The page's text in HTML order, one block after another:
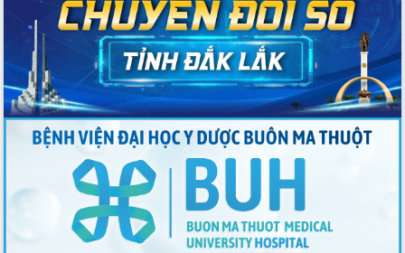
Sôi nổi Hội đua ngựa truyền thống Gò
Thì Thùng mừng Xuân Bính Ngọ 2026
Lãnh đạo tỉnh dâng hương tưởng niệm
tại Đập Đồng Cam đầu Xuân Bính Ngọ
Ngành nông nghiệp phấn đấu tăng
trưởng đạt 5,86% trong năm 2026
UBND tỉnh Đắk Lắk triển khai công tác
quốc phòng, quân sự địa phương năm
Đắk Lắk tập trung toàn lực khắc phục
tồn tại IUU, sẵn sàng làm việc với
Đoàn thanh tra EC
Chủ tịch UBND tỉnh Tạ Anh Tuấn thăm,